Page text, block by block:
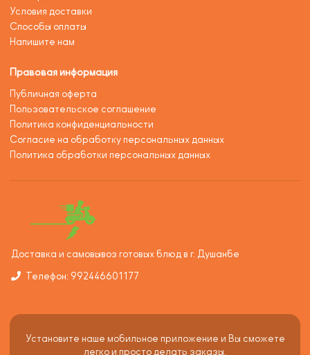
Условия доставки
Способы оплаты
Напишите нам
Правовая информация
Публичная оферта
Пользовательское соглашение
Политика конфиденциальности
Согласие на обработку персональных данных
Политика обработки персональных данных
Доставка и самовывоз готовых блюд в г. Душанбе
Телефон: 992446601177
Установите наше мобильное приложение и Вы сможете
легко и просто делать заказы.